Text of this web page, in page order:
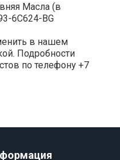
Масла (в
6C624-BG
в нашем
Подробности
по телефону +7